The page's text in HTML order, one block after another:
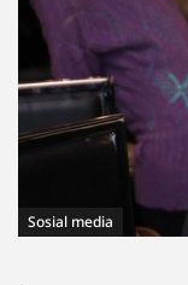
Sosial media